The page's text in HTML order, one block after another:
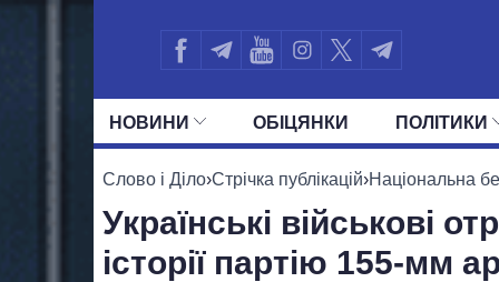
НОВИНИ ОБIЦЯНКИ ПОЛIТИКИ
УСІ ПОЛІТИКИ ПРЕЗИДЕНТ І
Слово і Діло›Стрічка публікацій›Національна
Українські військові
історії партію 155-мм